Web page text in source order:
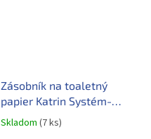
Zásobník na toaletný
papier Katrin Systém-
biely
Skladom (7 ks)